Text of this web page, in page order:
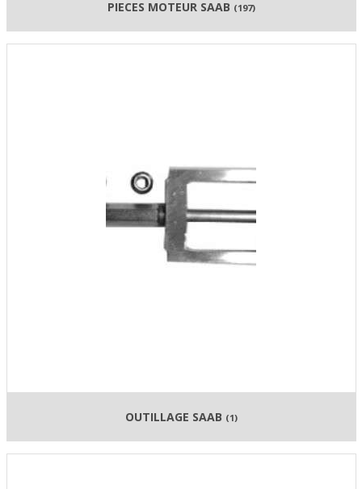
PIECES MOTEUR SAAB (197)
OUTILLAGE SAAB (1)